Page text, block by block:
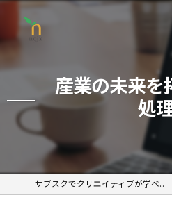
産業の未来を
処
サブスクでクリエイティブが学べるオンラインスクール